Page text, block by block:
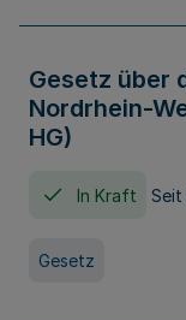
Gesetz über
Nordrhein-
HG)
In Kraft Seit
Gesetz